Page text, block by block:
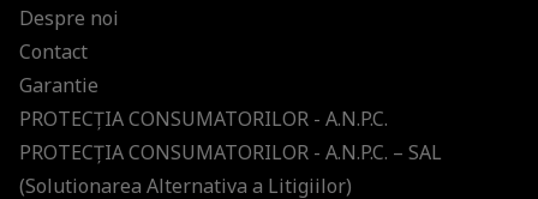
Despre noi
Contact
Garantie
PROTECŢIA CONSUMATORILOR - A.N.P.C.
PROTECŢIA CONSUMATORILOR - A.N.P.C. – SAL
(Solutionarea Alternativa a Litigiilor)